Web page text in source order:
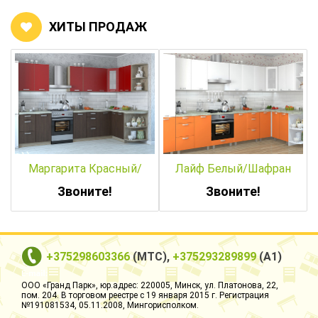
ХИТЫ ПРОДАЖ
Маргарита Красный/
Звоните!
Лайф Белый/Шафран
Звоните!
+375298603366(МТС), +375293289899(А1)
ООО «Гранд Парк», юр.адрес: 220005, Минск, ул. Платонова, 22,
пом. 204. В торговом реестре с 19 января 2015 г. Регистрация
№191081534, 05.11.2008, Мингорисполком.